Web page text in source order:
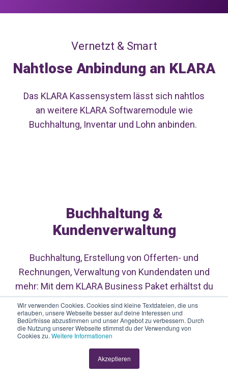
Wir verwenden Cookies. Cookies sind kleine Textdateien, die uns
erlauben, unsere Webseite besser auf deine Interessen und
Bedürfnisse abzustimmen und unser Angebot zu verbessern. Durch
die Nutzung unserer Webseite stimmst du der Verwendung von
Cookies zu. Weitere Informationen
Akzeptieren
Vernetzt & Smart
Nahtlose Anbindung an KLARA
Das KLARA Kassensystem lässt sich nahtlos
an weitere KLARA Softwaremodule wie
Buchhaltung, Inventar und Lohn anbinden.
Buchhaltung &
Kundenverwaltung
Buchhaltung, Erstellung von Offerten- und
Rechnungen, Verwaltung von Kundendaten und
mehr: Mit dem KLARA Business Paket erhältst du
alles, was du für dein KMU brauchst.